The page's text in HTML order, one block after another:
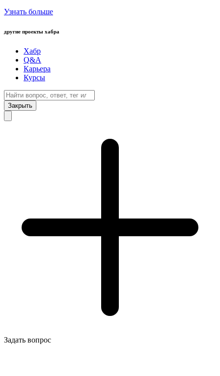
Узнать больше
другие проекты хабра
Хабр
Q&A
Карьера
Курсы
Закрыть
Задать вопрос